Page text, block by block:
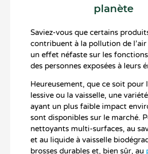
planète
Saviez-vous que certains
contribuent à la pollution de
un effet néfaste sur les
des personnes exposées à leurs
Heureusement, que ce soit pour
lessive ou la vaisselle, une
ayant un plus faible impact
sont disponibles sur le marché.
nettoyants multi-surfaces, au
et au liquide à vaisselle
brosses durables et, bien sûr, au